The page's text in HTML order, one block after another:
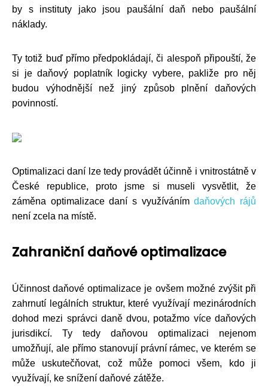
by s instituty jako jsou paušální daň nebo paušální
náklady.
Ty totiž buď přímo předpokládají, či alespoň připouští, že
si je daňový poplatník logicky vybere, pakliže pro něj
budou výhodnější než jiný způsob plnění daňových
povinností.
Optimalizaci daní lze tedy provádět účinně i vnitrostátně v
České republice, proto jsme si museli vysvětlit, že
záměna optimalizace daní s využívánímdaňových rájů
není zcela na místě.
Zahraniční daňové optimalizace
Účinnost daňové optimalizace je ovšem možné zvýšit při
zahrnutí legálních struktur, které využívají mezinárodních
dohod mezi správci daně dvou, potažmo více daňových
jurisdikcí. Ty tedy daňovou optimalizaci nejenom
umožňují, ale přímo stanovují právní rámec, ve kterém se
může uskutečňovat, což může pomoci všem, kdo ji
využívají, ke snížení daňové zátěže.